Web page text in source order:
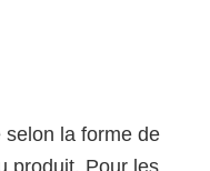
la forme de
produit. Pour les